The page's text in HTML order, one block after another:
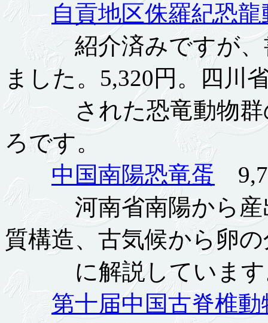
自貢地区侏羅紀恐
紹介済みですが、書
ました。5,320円。四川
された恐竜動物群の
ろです。
中国南陽恐竜蛋
河南省南陽から産出
質構造、古気候から卵
に解説しています
第十届中国古脊椎